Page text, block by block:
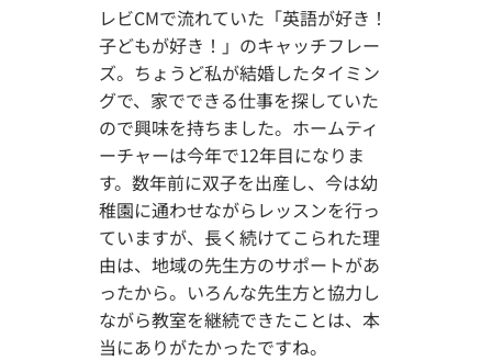
レビCMで流れていた「英語が好き！
子どもが好き！」のキャッチフレー
ズ。ちょうど私が結婚したタイミン
グで、家でできる仕事を探していた
ので興味を持ちました。ホームティ
ーチャーは今年で12年目になりま
す。数年前に双子を出産し、今は幼
稚園に通わせながらレッスンを行っ
ていますが、長く続けてこられた理
由は、地域の先生方のサポートがあ
ったから。いろんな先生方と協力し
ながら教室を継続できたことは、本
当にありがたかったですね。